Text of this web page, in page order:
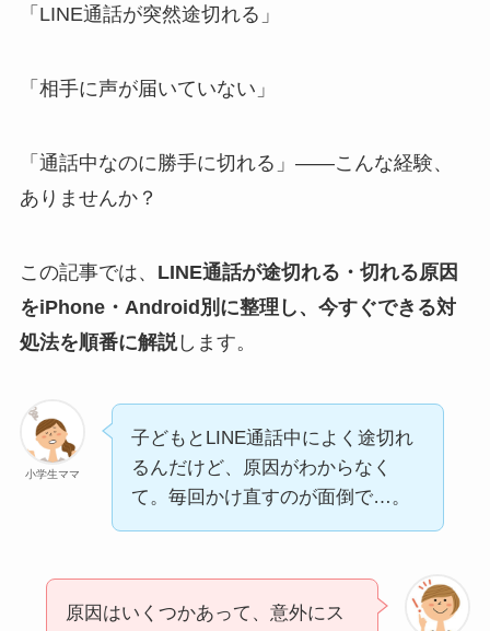
「LINE通話が突然途切れる」
「相手に声が届いていない」
「通話中なのに勝手に切れる」——こんな経験、
ありませんか？
この記事では、 LINE通話が途切れる・切れる原因
をiPhone・Android別に整理し、今すぐできる対
処法を順番に解説します。
小学生ママ
子どもとLINE通話中によく途切れ
るんだけど、原因がわからなく
て。毎回かけ直すのが面倒で…。
原因はいくつかあって、意外にス